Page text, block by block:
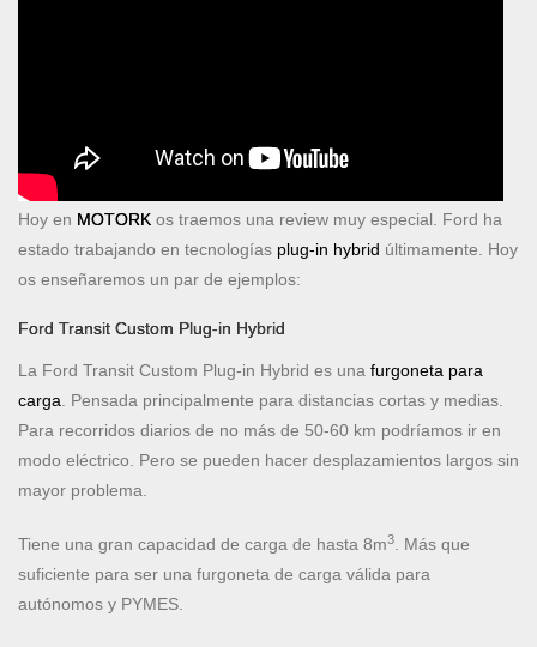
Hoy en MOTORK os traemos una review muy especial. Ford ha
estado trabajando en tecnologías plug-in hybrid últimamente. Hoy
os enseñaremos un par de ejemplos:
Ford Transit Custom Plug-in Hybrid
La Ford Transit Custom Plug-in Hybrid es una furgoneta para
carga. Pensada principalmente para distancias cortas y medias.
Para recorridos diarios de no más de 50-60 km podríamos ir en
modo eléctrico. Pero se pueden hacer desplazamientos largos sin
mayor problema.
Tiene una gran capacidad de carga de hasta 8m3. Más que
suficiente para ser una furgoneta de carga válida para
autónomos y PYMES.